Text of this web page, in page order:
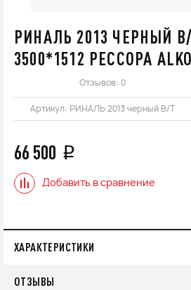
РИНАЛЬ 2013 ЧЕРНЫЙ
3500*1512 РЕССОРА ALKO
Отзывов: 0
Артикул: РИНАЛЬ 2013 черный В/Т
66 500 q
Добавить в сравнение
ХАРАКТЕРИСТИКИ
ОТЗЫВЫ